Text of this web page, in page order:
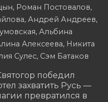
Роман Постовалов,
Андрей Андреев,
Альбина
Алексеева, Никита
Сулес, Сэм Батаков
победил
захватить Русь —
превратился в